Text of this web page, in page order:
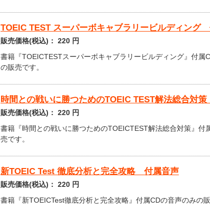
TOEIC TEST スーパーボキャブラリービルディング
販売価格(税込)： 220 円
書籍『TOEICTESTスーパーボキャブラリービルディング』付属
の販売です。
時間との戦いに勝つためのTOEIC TEST解法総合対
販売価格(税込)： 220 円
書籍『時間との戦いに勝つためのTOEICTEST解法総合対策』付
売です。
新TOEIC Test 徹底分析と完全攻略 付属音声
販売価格(税込)： 220 円
書籍『新TOEICTest徹底分析と完全攻略』付属CDの音声のみの販